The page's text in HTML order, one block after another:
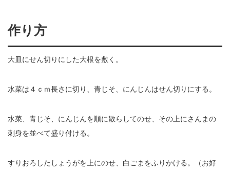
作り方
大皿にせん切りにした大根を敷く。
水菜は４ｃｍ長さに切り、青じそ、にんじんはせん切りにする。
水菜、青じそ、にんじんを順に散らしてのせ、その上にさんまの
刺身を並べて盛り付ける。
すりおろしたしょうがを上にのせ、白ごまをふりかける。（お好